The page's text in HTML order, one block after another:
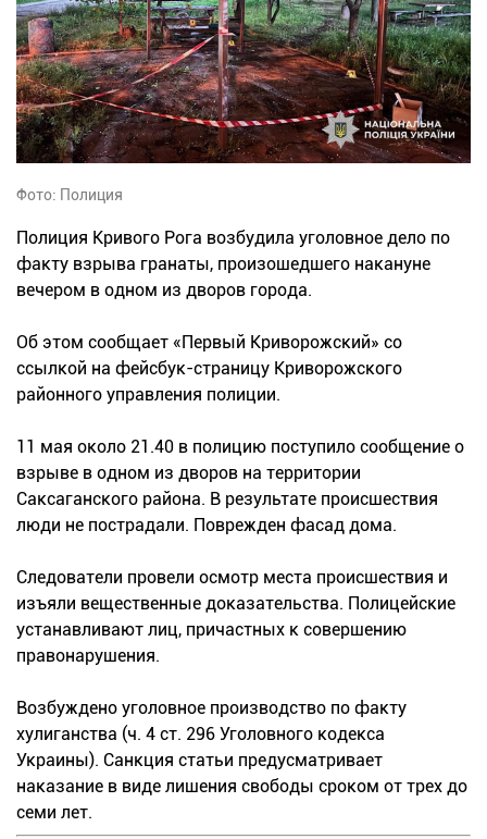
Фото: Полиция
Полиция Кривого Рога возбудила уголовное дело по
факту взрыва гранаты, произошедшего накануне
вечером в одном из дворов города.
Об этом сообщает «Первый Криворожский» со
ссылкой на фейсбук-страницу Криворожского
районного управления полиции.
11 мая около 21.40 в полицию поступило сообщение о
взрыве в одном из дворов на территории
Саксаганского района. В результате происшествия
люди не пострадали. Поврежден фасад дома.
Следователи провели осмотр места происшествия и
изъяли вещественные доказательства. Полицейские
устанавливают лиц, причастных к совершению
правонарушения.
Возбуждено уголовное производство по факту
хулиганства (ч. 4 ст. 296 Уголовного кодекса
Украины). Санкция статьи предусматривает
наказание в виде лишения свободы сроком от трех до
семи лет.